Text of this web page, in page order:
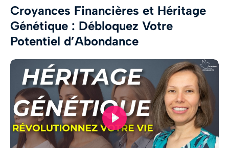
Croyances Financières et Héritage
Génétique : Débloquez Votre
Potentiel d’Abondance
Play